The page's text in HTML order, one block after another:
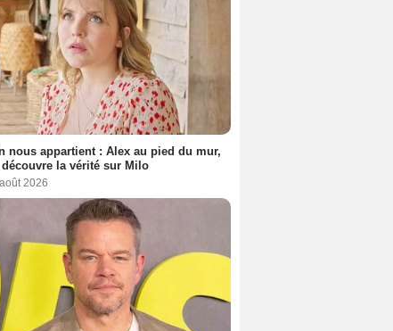
nous appartient : Alex au pied du mur,
la vérité sur Milo
2026